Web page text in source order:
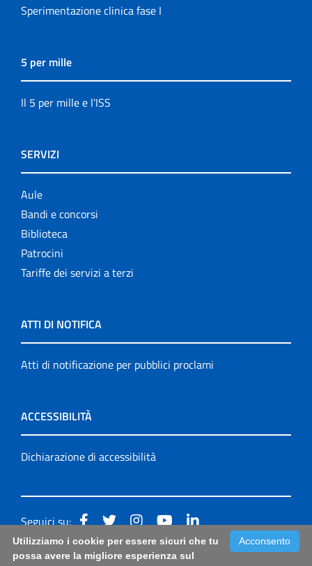
Sperimentazione clinica fase I
5 per mille
Il 5 per mille e l'ISS
SERVIZI
Aule
Bandi e concorsi
Biblioteca
Patrocini
Tariffe dei servizi a terzi
ATTI DI NOTIFICA
Atti di notificazione per pubblici proclami
ACCESSIBILITÀ
Dichiarazione di accessibilità
Seguici su:
Accessibilità: form di segnalazione di prima istanza per
Acconsento
Utilizziamo i cookie per essere sicuri che tu
possa avere la migliore esperienza sul